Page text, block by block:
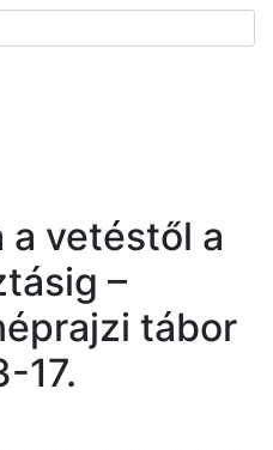
a vetéstől a
–
tábor
17.